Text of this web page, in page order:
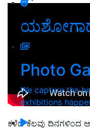
Photo
We capture the
exhibitions
ಕಳೆದ ಕೆಲವು ದಿನಗಳಿಂದ